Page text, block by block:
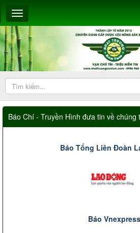
Báo Chí - Truyền Hình đưa tin về chúng
Báo Tổng Liên Đoàn
Báo Vnexpress